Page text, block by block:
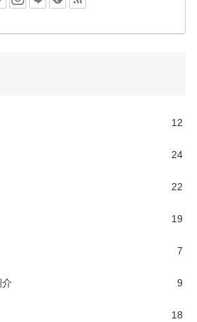
12
24
22
19
7
9
18